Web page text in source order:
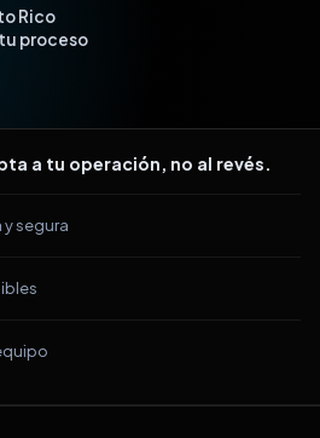
Rico
proceso
a tu operación, no al revés.
segura